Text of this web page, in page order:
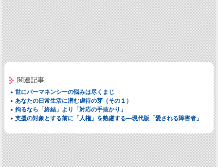
関連記事
世にパーマネンシーの悩みは尽くまじ
あなたの日常生活に潜む虐待の芽（その１）
拘るなら「終結」より「対応の手抜かり」
支援の対象とする前に「人権」を熟慮する―現代版「愛される障害者」